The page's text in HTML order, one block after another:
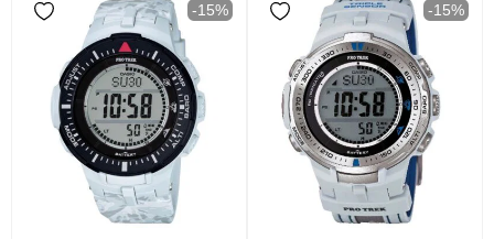
Năng lượng ánh sáng Pin/Quartz
-15% -15%